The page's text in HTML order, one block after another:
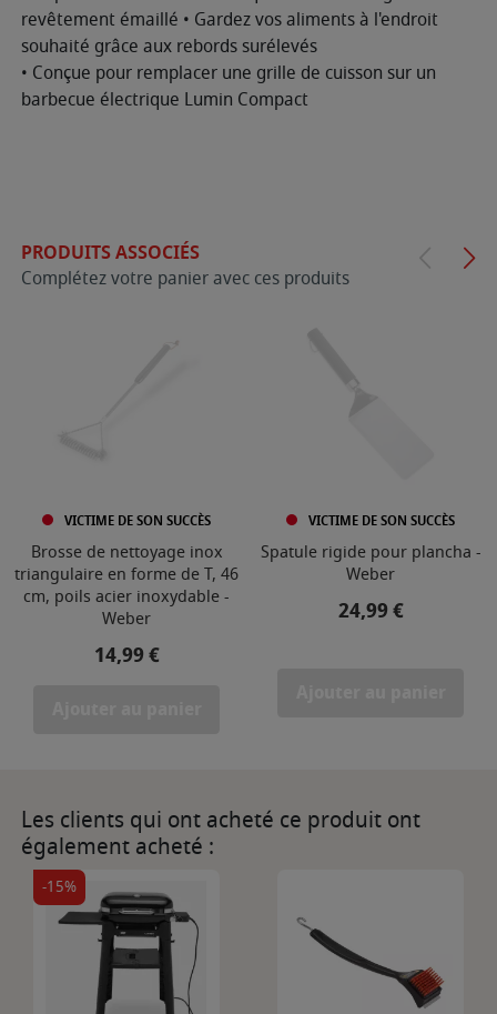
revêtement émaillé • Gardez vos aliments à l'endroit
souhaité grâce aux rebords surélevés
• Conçue pour remplacer une grille de cuisson sur un
barbecue électrique Lumin Compact
PRODUITS ASSOCIÉS
Complétez votre panier avec ces produits
VICTIME DE SON SUCCÈS
Brosse de nettoyage inox
triangulaire en forme de T, 46
cm, poils acier inoxydable -
Weber
Prix
14,99 €
VICTIME DE SON SUCCÈS
Spatule rigide pour plancha -
Weber
Prix
24,99 €
Les clients qui ont acheté ce produit ont
également acheté :
-15%